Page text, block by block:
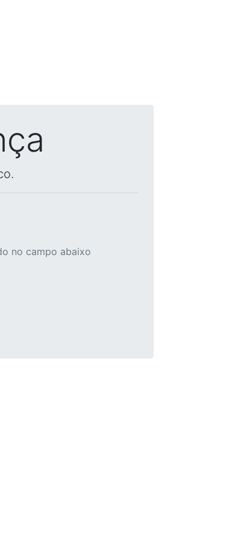
no campo abaixo